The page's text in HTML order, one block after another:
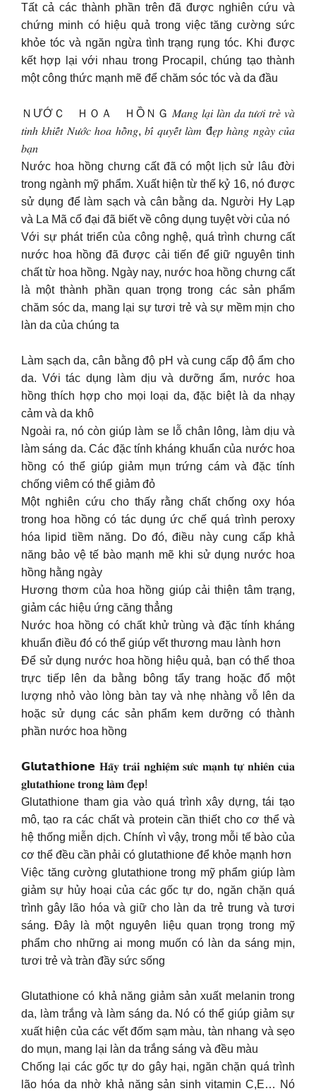
Tất cả các thành phần trên đã được nghiên cứu và
chứng minh có hiệu quả trong việc tăng cường sức
khỏe tóc và ngăn ngừa tình trạng rụng tóc. Khi được
kết hợp lại với nhau trong Procapil, chúng tạo thành
một công thức mạnh mẽ để chăm sóc tóc và da đầu
ＮƯỚＣ ＨＯＡ ＨỒＮＧ 𝑀𝑎𝑛𝑔 𝑙𝑎̣𝑖 𝑙𝑎̀𝑛 𝑑𝑎 𝑡𝑢̛𝑜̛𝑖 𝑡𝑟𝑒̉ 𝑣𝑎̀
𝑡𝑖𝑛ℎ 𝑘ℎ𝑖𝑒̂́𝑡 𝑁𝑢̛𝑜̛́𝑐 ℎ𝑜𝑎 ℎ𝑜̂̀𝑛𝑔, 𝑏𝑖́ 𝑞𝑢𝑦𝑒̂́𝑡 𝑙𝑎̀𝑚 đ𝑒̣𝑝 ℎ𝑎̀𝑛𝑔 𝑛𝑔𝑎̀𝑦 𝑐𝑢̉𝑎
𝑏𝑎̣𝑛
Nước hoa hồng chưng cất đã có một lịch sử lâu đời
trong ngành mỹ phẩm. Xuất hiện từ thế kỷ 16, nó được
sử dụng để làm sạch và cân bằng da. Người Hy Lạp
và La Mã cổ đại đã biết về công dụng tuyệt vời của nó
Với sự phát triển của công nghệ, quá trình chưng cất
nước hoa hồng đã được cải tiến để giữ nguyên tinh
chất từ hoa hồng. Ngày nay, nước hoa hồng chưng cất
là một thành phần quan trọng trong các sản phẩm
chăm sóc da, mang lại sự tươi trẻ và sự mềm mịn cho
làn da của chúng ta
Làm sạch da, cân bằng độ pH và cung cấp độ ẩm cho
da. Với tác dụng làm dịu và dưỡng ẩm, nước hoa
hồng thích hợp cho mọi loại da, đặc biệt là da nhạy
cảm và da khô
Ngoài ra, nó còn giúp làm se lỗ chân lông, làm dịu và
làm sáng da. Các đặc tính kháng khuẩn của nước hoa
hồng có thể giúp giảm mụn trứng cám và đặc tính
chống viêm có thể giảm đỏ
Một nghiên cứu cho thấy rằng chất chống oxy hóa
trong hoa hồng có tác dụng ức chế quá trình peroxy
hóa lipid tiềm năng. Do đó, điều này cung cấp khả
năng bảo vệ tế bào mạnh mẽ khi sử dụng nước hoa
hồng hằng ngày
Hương thơm của hoa hồng giúp cải thiện tâm trạng,
giảm các hiệu ứng căng thẳng
Nước hoa hồng có chất khử trùng và đặc tính kháng
khuẩn điều đó có thể giúp vết thương mau lành hơn
Để sử dụng nước hoa hồng hiệu quả, bạn có thể thoa
trực tiếp lên da bằng bông tẩy trang hoặc đổ một
lượng nhỏ vào lòng bàn tay và nhẹ nhàng vỗ lên da
hoặc sử dụng các sản phẩm kem dưỡng có thành
phần nước hoa hồng
𝗚𝗹𝘂𝘁𝗮𝘁𝗵𝗶𝗼𝗻𝗲 𝐇𝐚̃𝐲 𝐭𝐫𝐚̉𝐢 𝐧𝐠𝐡𝐢𝐞̣̂𝐦 𝐬𝐮̛́𝐜 𝐦𝐚̣𝐧𝐡 𝐭𝐮̛̣ 𝐧𝐡𝐢𝐞̂𝐧 𝐜𝐮̉𝐚
𝐠𝐥𝐮𝐭𝐚𝐭𝐡𝐢𝐨𝐧𝐞 𝐭𝐫𝐨𝐧𝐠 𝐥𝐚̀𝐦 đ𝐞̣𝐩!
Glutathione tham gia vào quá trình xây dựng, tái tạo
mô, tạo ra các chất và protein cần thiết cho cơ thể và
hệ thống miễn dịch. Chính vì vậy, trong mỗi tế bào của
cơ thể đều cần phải có glutathione để khỏe mạnh hơn
Việc tăng cường glutathione trong mỹ phẩm giúp làm
giảm sự hủy hoại của các gốc tự do, ngăn chặn quá
trình gây lão hóa và giữ cho làn da trẻ trung và tươi
sáng. Đây là một nguyên liệu quan trọng trong mỹ
phẩm cho những ai mong muốn có làn da sáng mịn,
tươi trẻ và tràn đầy sức sống
Glutathione có khả năng giảm sản xuất melanin trong
da, làm trắng và làm sáng da. Nó có thể giúp giảm sự
xuất hiện của các vết đốm sạm màu, tàn nhang và sẹo
do mụn, mang lại làn da trắng sáng và đều màu
Chống lại các gốc tự do gây hại, ngăn chặn quá trình
lão hóa da nhờ khả năng sản sinh vitamin C,E… Nó